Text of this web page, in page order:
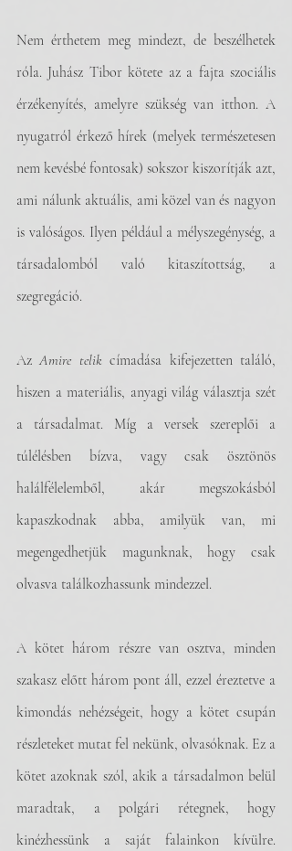
Nem érthetem meg mindezt, de beszélhetek
róla. Juhász Tibor kötete az a fajta szociális
érzékenyítés, amelyre szükség van itthon. A
nyugatról érkező hírek (melyek természetesen
nem kevésbé fontosak) sokszor kiszorítják azt,
ami nálunk aktuális, ami közel van és nagyon
is valóságos. Ilyen például a mélyszegénység, a
társadalomból való kitaszítottság, a
szegregáció.
Az Amire telik címadása kifejezetten találó,
hiszen a materiális, anyagi világ választja szét
a társadalmat. Míg a versek szereplői a
túlélésben bízva, vagy csak ösztönös
halálfélelemből, akár megszokásból
kapaszkodnak abba, amilyük van, mi
megengedhetjük magunknak, hogy csak
olvasva találkozhassunk mindezzel.
A kötet három részre van osztva, minden
szakasz előtt három pont áll, ezzel éreztetve a
kimondás nehézségeit, hogy a kötet csupán
részleteket mutat fel nekünk, olvasóknak. Ez a
kötet azoknak szól, akik a társadalmon belül
maradtak, a polgári rétegnek, hogy
kinézhessünk a saját falainkon kívülre.